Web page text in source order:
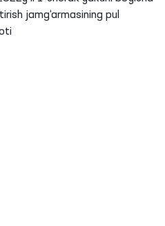
jamg‘armasining pul